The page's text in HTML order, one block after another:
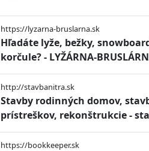
https://lyzarna-bruslarna.sk
Hľadáte lyže, bežky,
korčule? - LYŽÁRNA-
http://stavbanitra.sk
Stavby rodinných domov,
prístreškov, rekonštrukcie -
https://bookkeeper.sk